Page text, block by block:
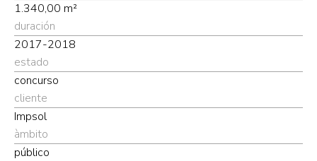
1.340,00 m²
duración
2017-2018
estado
concurso
cliente
Impsol
àmbito
público